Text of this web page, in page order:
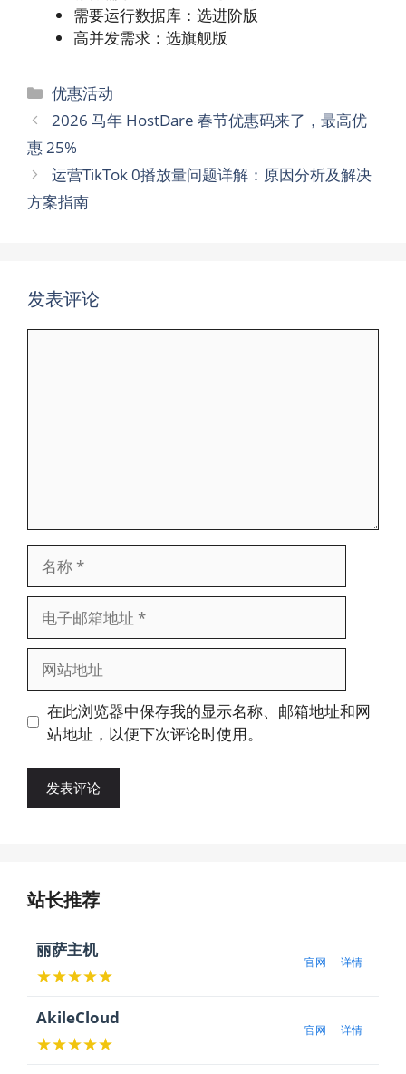
需要运行数据库：选进阶版
高并发需求：选旗舰版
分
类
优惠活动
2026 马年 HostDare 春节优惠码来了，最高优
惠 25%
运营TikTok 0播放量问题详解：原因分析及解决
方案指南
发表评论
邮
地
址
址
在此浏览器中保存我的显示名称、邮箱地址和网
站地址，以便下次评论时使用。
站长推荐
丽萨主机
★★★★★
官网 详情
AkileCloud
★★★★★
官网 详情